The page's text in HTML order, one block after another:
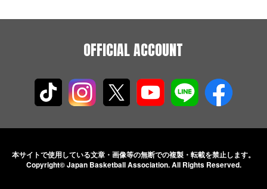
OFFICIAL ACCOUNT
本サイトで使用している文章・画像等の無断での複製・転載を禁止します。
Copyright© Japan Basketball Association.All Rights Reserved.